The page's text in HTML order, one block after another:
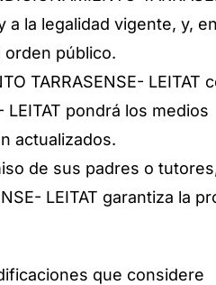
la legalidad vigente, y, en
orden público.
TARRASENSE- LEITAT
pondrá los medios
actualizados.
de sus padres o
LEITAT garantiza la
que considere